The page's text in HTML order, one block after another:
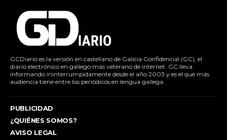
GCDiario es la versión en castellano de Galicia Confidencial (GC), el
diario electrónico en gallego más veterano de internet. GC lleva
informando ininterrumpidamente desde el año 2003 y es el que más
audiencia tiene entre los periódicos en lengua gallega.
PUBLICIDAD
¿QUIÉNES SOMOS?
AVISO LEGAL